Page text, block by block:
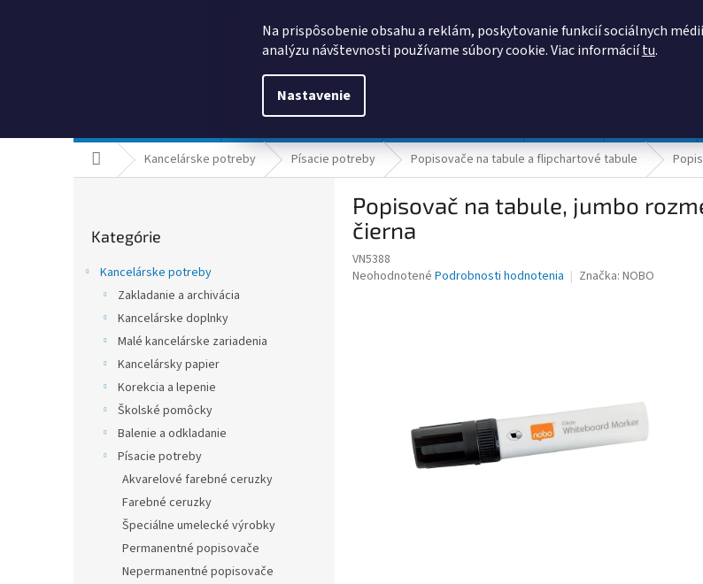
Na prispôsobenie obsahu a reklám, poskytovanie funkcií sociálnych
analýzu návštevnosti používame súbory cookie. Viac informáciítu.
Nastavenie
DomovKancelárske potreby Písacie potreby Popisovače na tabule a flipchartové tabule
kategórie
Kategórie
Kancelárske potreby
Zakladanie a archivácia
Kancelárske doplnky
Malé kancelárske zariadenia
Kancelársky papier
Korekcia a lepenie
Školské pomôcky
Balenie a odkladanie
Písacie potreby
Akvarelové farebné ceruzky
Farebné ceruzky
Špeciálne umelecké výrobky
Permanentné popisovače
Nepermanentné popisovače
Popisovač na tabule, jumbo
čierna
VN5388
Priemerné
Neohodnotené Podrobnosti hodnotenia Značka: NOBO